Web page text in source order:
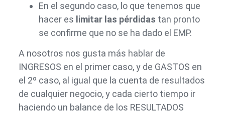
En el segundo caso, lo que tenemos que
hacer es limitar las pérdidas tan pronto
se confirme que no se ha dado el EMP.
A nosotros nos gusta más hablar de
INGRESOS en el primer caso, y de GASTOS en
el 2º caso, al igual que la cuenta de resultados
de cualquier negocio, y cada cierto tiempo ir
haciendo un balance de los RESULTADOS